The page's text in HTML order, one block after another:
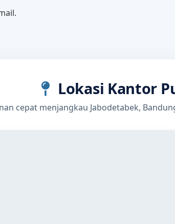
Lokasi Kantor
cepat menjangkau Jabodetabek,